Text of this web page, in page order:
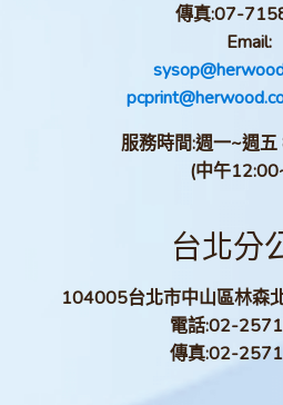
傳真:07-
Email:
服務時間:週一~週
(中午
台北分
104005台北市中山區林森
電話:02-
傳真:02-